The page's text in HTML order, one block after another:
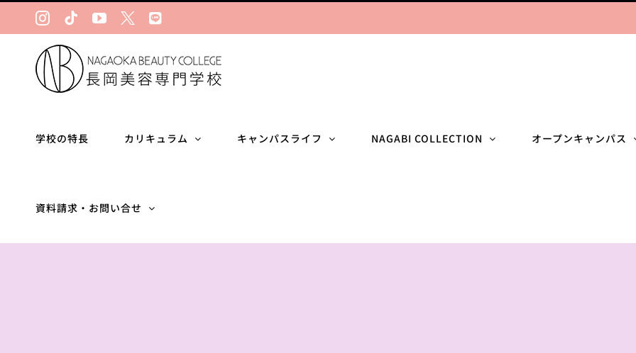
Instagram
TiktokYouTube
Ｘ LINE
学校の特長 カリキュラム キャンパスライフ NAGABI COLLECTION オープンキャンパス
資料請求・お問い合せ